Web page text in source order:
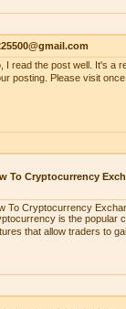
I read the post well. It's a
posting. Please visit once
To Cryptocurrency
To Cryptocurrency
is the popular
that allow traders to